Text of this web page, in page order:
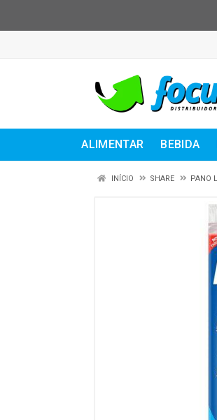
ALIMENTAR BEBIDA
INÍCIO SHARE PANO